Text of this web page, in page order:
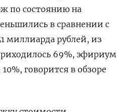
по состоянию на
в сравнении с
миллиарда рублей, из
69%, эфириум
говорится в обзоре